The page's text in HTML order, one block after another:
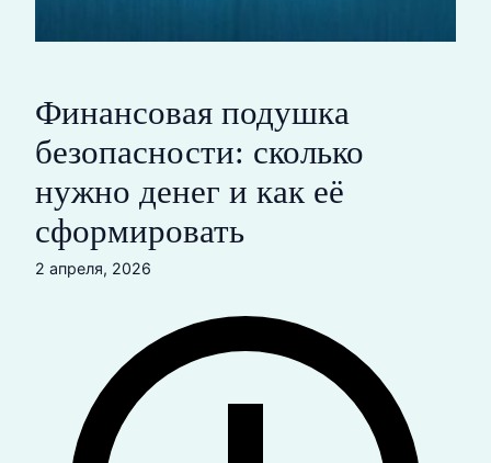
Финансовая подушка
безопасности: сколько
нужно денег и как её
сформировать
2 апреля, 2026